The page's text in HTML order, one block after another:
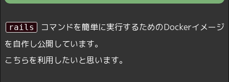
rails
コマンドを簡単に実行するためのDockerイメージ
を自作し公開しています。
こちらを利用したいと思います。